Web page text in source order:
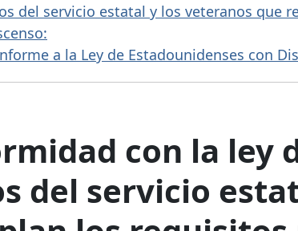
del servicio estatal y los veteranos que
a la Ley de Estadounidenses con
con la ley
del servicio